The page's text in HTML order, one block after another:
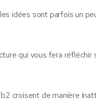
idées sont parfois un
qui vous fera réfléchir
croisent de manière